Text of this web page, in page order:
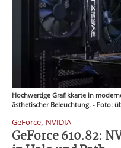
Hochwertige Grafikkarte in
ästhetischer Beleuchtung. - Foto:
GeForce, NVIDIA
GeForce 610.82: